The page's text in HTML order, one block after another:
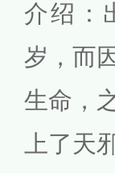
介绍：
岁，而
生命，
上了天